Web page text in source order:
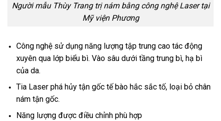
Người mẫu Thùy Trang trị nám bằng công nghệ Laser tại
Mỹ viện Phương
Công nghệ sử dụng năng lượng tập trung cao tác động
xuyên qua lớp biểu bì. Vào sâu dưới tầng trung bì, hạ bì
của da.
Tia Laser phá hủy tận gốc tế bào hắc sắc tố, loại bỏ chân
nám tận gốc.
Năng lượng được điều chỉnh phù hợp